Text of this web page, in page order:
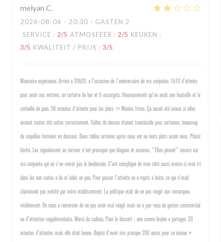
melyan C
2026-08-06 - 20:30 - GASTEN 2
SERVICE : 2/5 ATMOSFEER : 2/5 KEUKEN :
3/5 KWALITEIT / PRIJS : 3/5
Mauvaise experience. Arrivé a 20h20, a l'occasion de l'anniversaire de ma conjointe. 1h10 d'attente
pour avoir nos entrées, un tartarre de bar et 6 escargots. Heureusement qu'on avait une bouteille et la
corbeille de pain. 50 minutes d'attente pour les plats -> Moules frites. Ça aurait été mieux si elles
avaient toutes été cuites correctement. Celles du dessus étaient translucide pour certaines, beaucoup
de coquilles fermées en dessous. Deux tables arrivées après nous ont eu leurs plats avant nous. Plaisir
limité. Les signalement au serveur n'ont provoqué que blagues et excuses. "Elles pèsent" encore sur
ma conjointe qui ne s'en remet pas le lendemain. C'est compliqué de mon côté aussi meme si mon tri
dans les non cuites a du m'aider un peu. Pour passer l'attente on a repris a boire, ce qui n'etait
clairement pas mérité par votre etablissement. La politique etait de ne pas reagir aux remarques
visiblement. On nous a remercier de ne pas avoir mal réagit mais on a pas reçu de gestes commercial
ou d'attention supplémentaire. Merci du cadeau. Pour le dessert : une creme brulée a partager. 20
minutes d'attentes mais elle était bonne. Dépité d'avoir mis presque 200 euros pour ce niveau +